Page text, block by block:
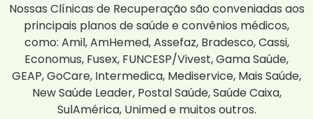
Nossas Clínicas de Recuperação são conveniadas aos
principais planos de saúde e convênios médicos,
como: Amil, AmHemed, Assefaz, Bradesco, Cassi,
Economus, Fusex, FUNCESP/Vivest, Gama Saúde,
GEAP, GoCare, Intermedica, Mediservice, Mais Saúde,
New Saúde Leader, Postal Saúde, Saúde Caixa,
SulAmérica, Unimed e muitos outros.